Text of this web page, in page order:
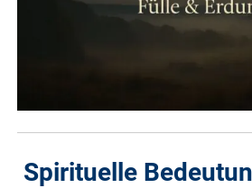
Spirituelle